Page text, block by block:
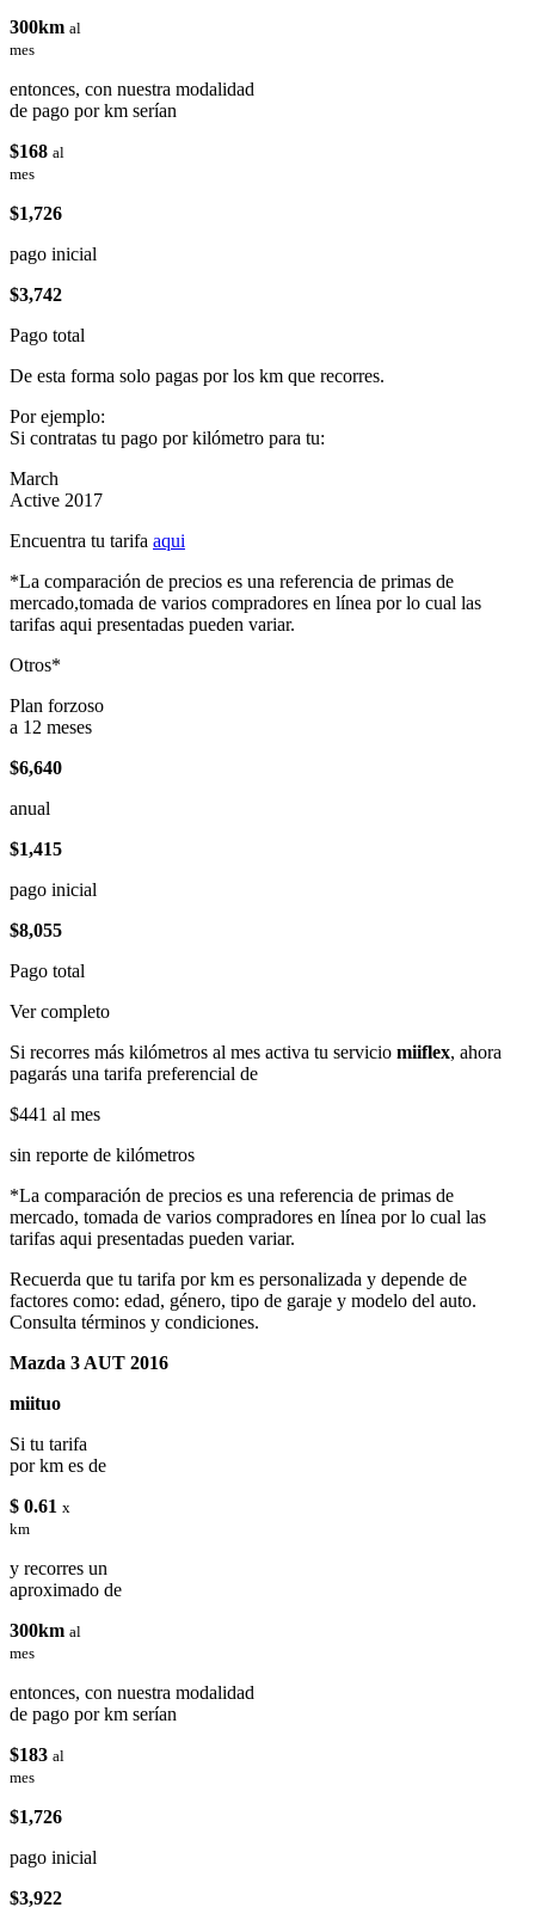
300km al
mes
entonces, con nuestra modalidad
de pago por km serían
$168 al
mes
$1,726
pago inicial
$3,742
Pago total
De esta forma solo pagas por los km que recorres.
Por ejemplo:
Si contratas tu pago por kilómetro para tu:
March
Active 2017
Encuentra tu tarifa aqui
*La comparación de precios es una referencia de primas de
mercado,tomada de varios compradores en línea por lo cual las
tarifas aqui presentadas pueden variar.
Otros*
Plan forzoso
a 12 meses
$6,640
anual
$1,415
pago inicial
$8,055
Pago total
Ver completo
Si recorres más kilómetros al mes activa tu servicio miiflex, ahora
pagarás una tarifa preferencial de
$441 al mes
sin reporte de kilómetros
*La comparación de precios es una referencia de primas de
mercado, tomada de varios compradores en línea por lo cual las
tarifas aqui presentadas pueden variar.
Recuerda que tu tarifa por km es personalizada y depende de
factores como: edad, género, tipo de garaje y modelo del auto.
Consulta términos y condiciones.
Mazda 3 AUT 2016
miituo
Si tu tarifa
por km es de
$ 0.61 x
km
y recorres un
aproximado de
300km al
mes
entonces, con nuestra modalidad
de pago por km serían
$183 al
mes
$1,726
pago inicial
$3,922